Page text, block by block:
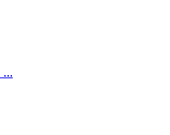
...